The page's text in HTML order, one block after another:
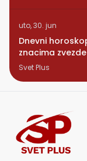
uto, 30. jun
Dnevni
znacima
Svet Plus